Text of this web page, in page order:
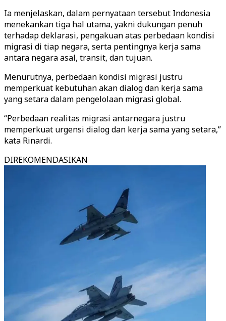
Ia menjelaskan, dalam pernyataan tersebut Indonesia
menekankan tiga hal utama, yakni dukungan penuh
terhadap deklarasi, pengakuan atas perbedaan kondisi
migrasi di tiap negara, serta pentingnya kerja sama
antara negara asal, transit, dan tujuan.
Menurutnya, perbedaan kondisi migrasi justru
memperkuat kebutuhan akan dialog dan kerja sama
yang setara dalam pengelolaan migrasi global.
“Perbedaan realitas migrasi antarnegara justru
memperkuat urgensi dialog dan kerja sama yang setara,”
kata Rinardi.
DIREKOMENDASIKAN